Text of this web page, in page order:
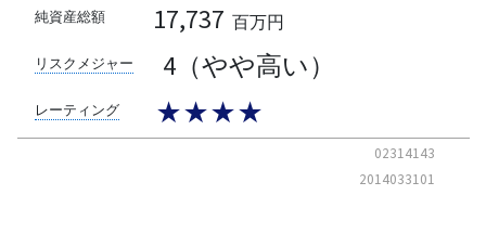
純資産総額 17,737 百万円
リスクメジャー 4（やや高い）
レーティング ★★★★
02314143
2014033101